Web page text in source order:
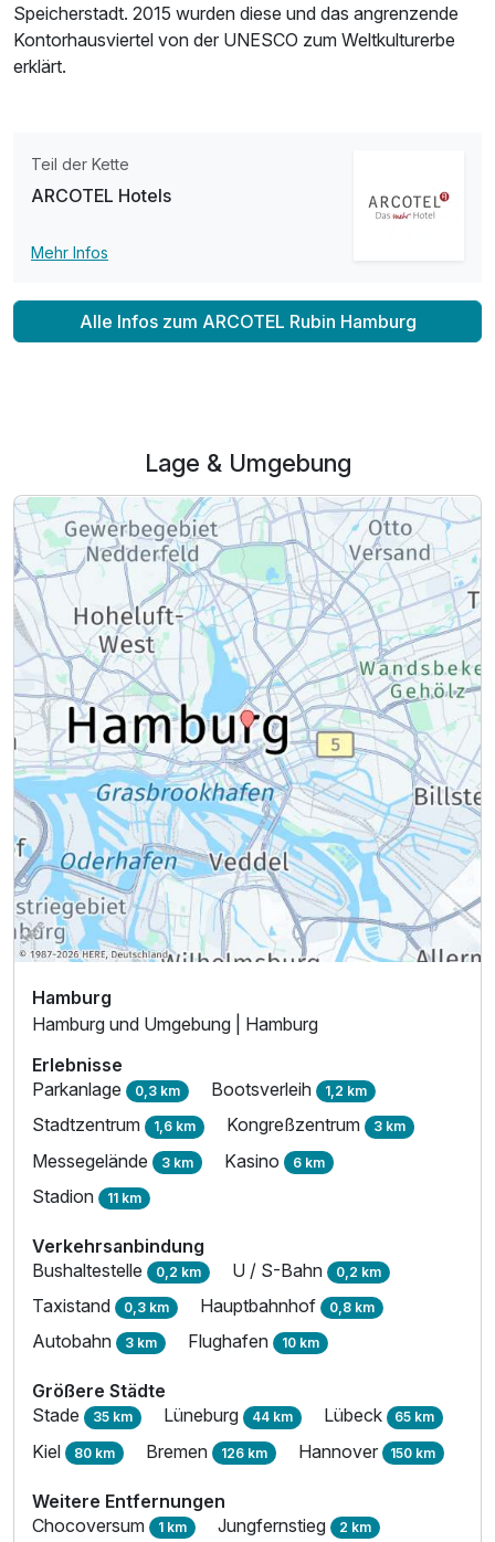
Speicherstadt. 2015 wurden diese und das angrenzende
Kontorhausviertel von der UNESCO zum Weltkulturerbe
erklärt.
Teil der Kette
ARCOTEL Hotels
Mehr Infos
Alle Infos zum ARCOTEL Rubin Hamburg
Lage & Umgebung
Hamburg
Hamburg und Umgebung | Hamburg
Erlebnisse
Parkanlage 0,3 km Bootsverleih 1,2 km
Stadtzentrum 1,6 km Kongreßzentrum 3 km
Messegelände 3 km Kasino 6 km
Stadion 11 km
Verkehrsanbindung
Bushaltestelle 0,2 km U / S-Bahn 0,2 km
Taxistand 0,3 km Hauptbahnhof 0,8 km
Autobahn 3 km Flughafen 10 km
Größere Städte
Stade 35 km Lüneburg 44 km Lübeck 65 km
Kiel 80 km Bremen 126 km Hannover 150 km
Weitere Entfernungen
Chocoversum 1 km Jungfernstieg 2 km